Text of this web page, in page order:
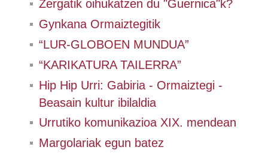
Zergatik oihukatzen du "Guernica"k?
Gynkana Ormaiztegitik
“LUR-GLOBOEN MUNDUA”
“KARIKATURA TAILERRA”
Hip Hip Urri: Gabiria - Ormaiztegi -
Beasain kultur ibilaldia
Urrutiko komunikazioa XIX. mendean
Margolariak egun batez